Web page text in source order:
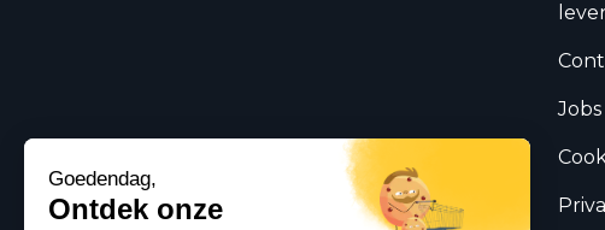
Jobs